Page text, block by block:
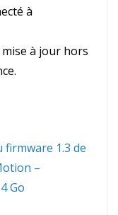
à
mise à jour hors
1.3 de
–
Go